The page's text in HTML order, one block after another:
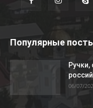
Популярные
06/07/